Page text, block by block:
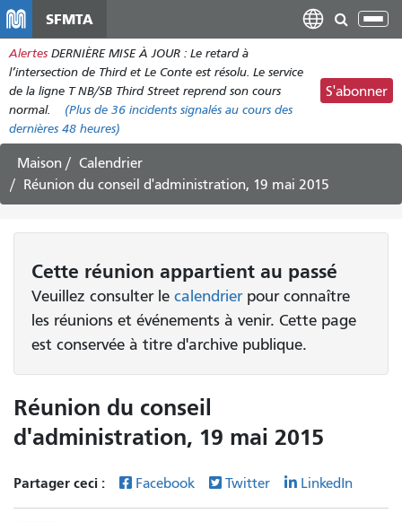
contenu
principal
SFMTA
Alertes DERNIÈRE MISE À JOUR : Le retard à
l’intersection de Third et Le Conte est résolu. Le service
de la ligne T NB/SB Third Street reprend son cours
normal.
(Plus de 36 incidents signalés au cours des
dernières 48 heures)
S'abonner
Maison
Calendrier
Réunion du conseil d'administration, 19 mai 2015
Cette réunion appartient au passé
Veuillez consulter le calendrierpour connaître
les réunions et événements à venir. Cette page
est conservée à titre d'archive publique.
Réunion du conseil
d'administration, 19 mai 2015
Partager ceci : Facebook Twitter LinkedIn